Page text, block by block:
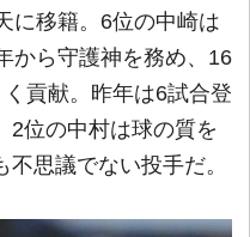
に移籍。6位の中崎は
から守護神を務め、16
貢献。昨年は6試合登
2位の中村は球の質を
思議でない投手だ。